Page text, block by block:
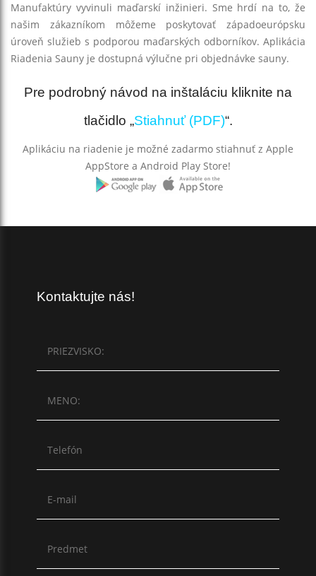
Manufaktúry vyvinuli maďarskí inžinieri. Sme hrdí na to, že
našim zákazníkom môžeme poskytovať západoeurópsku
úroveň služieb s podporou maďarských odborníkov. Aplikácia
Riadenia Sauny je dostupná výlučne pri objednávke sauny.
Pre podrobný návod na inštaláciu kliknite na
tlačidlo „Stiahnuť (PDF)“.
Aplikáciu na riadenie je možné zadarmo stiahnuť z Apple
AppStore a Android Play Store!
Kontaktujte nás!